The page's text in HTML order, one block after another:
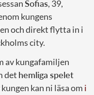
Sofias, 39,
kungens
och direkt flytta in i
city.
av kungafamiljen
det hemliga spelet
kan ni läsa om i